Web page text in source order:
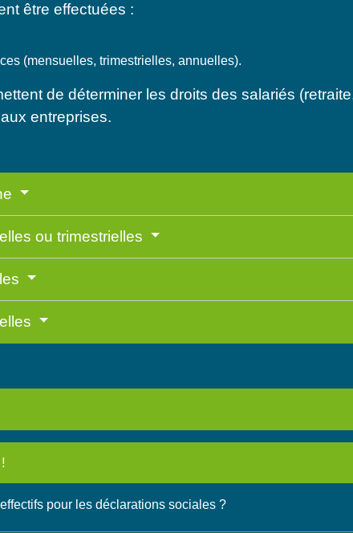
être effectuées :
(mensuelles, trimestrielles, annuelles).
de déterminer les droits des salariés
entreprises.
ou trimestrielles
pour les déclarations sociales ?